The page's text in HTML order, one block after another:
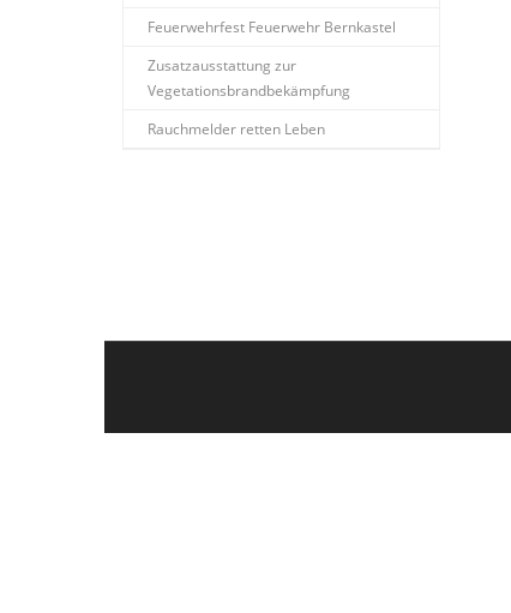
Feuerwehrfest Feuerwehr Bernkastel
Zusatzausstattung zur
Vegetationsbrandbekämpfung
Rauchmelder retten Leben